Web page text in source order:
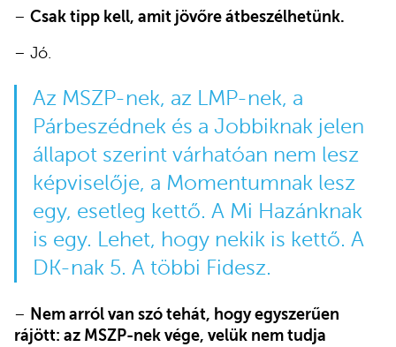
– Csak tipp kell, amit jövőre átbeszélhetünk.
– Jó.
Az MSZP-nek, az LMP-nek, a
Párbeszédnek és a Jobbiknak jelen
állapot szerint várhatóan nem lesz
képviselője, a Momentumnak lesz
egy, esetleg kettő. A Mi Hazánknak
is egy. Lehet, hogy nekik is kettő. A
DK-nak 5. A többi Fidesz.
– Nem arról van szó tehát, hogy egyszerűen
rájött: az MSZP-nek vége, velük nem tudja